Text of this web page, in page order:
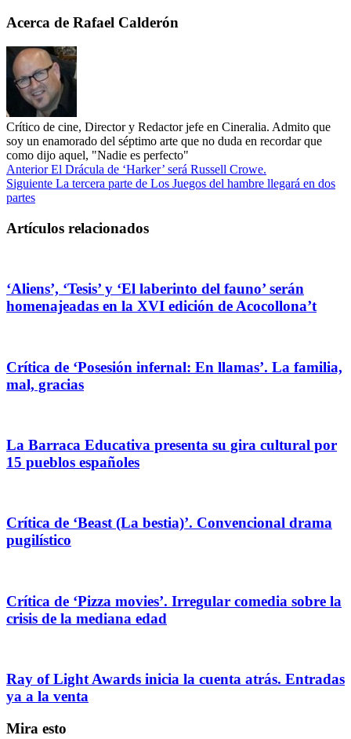
Acerca de Rafael Calderón
Crítico de cine, Director y Redactor jefe en Cineralia. Admito que
soy un enamorado del séptimo arte que no duda en recordar que
como dijo aquel, "Nadie es perfecto"
AnteriorEl Drácula de ‘Harker’ será Russell Crowe.
Siguiente La tercera parte de Los Juegos del hambre llegará en dos
partes
Artículos relacionados
‘Aliens’, ‘Tesis’ y ‘El laberinto del fauno’ serán
homenajeadas en la XVI edición de Acocollona’t
Crítica de ‘Posesión infernal: En llamas’. La familia,
mal, gracias
La Barraca Educativa presenta su gira cultural por
15 pueblos españoles
Crítica de ‘Beast (La bestia)’. Convencional drama
pugilístico
Crítica de ‘Pizza movies’. Irregular comedia sobre la
crisis de la mediana edad
Ray of Light Awards inicia la cuenta atrás. Entradas
ya a la venta
Mira esto